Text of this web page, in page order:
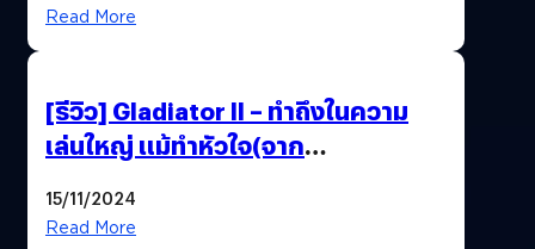
Read More
[รีวิว] Gladiator II – ทำถึงในความ
เล่นใหญ่ แม้ทำหัวใจ(จาก
15/11/2024
Read More